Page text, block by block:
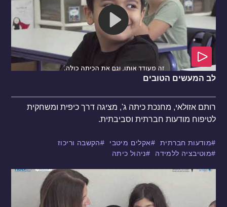
לב המעשים הטובים
רותם אזולאי, מחנכת כיתה ג', מציגה דרך כיפית ומשחקית
לטיפוח מודעות חברתית וסביבתית.
מודעות חברתית אקלים מיטבי
הקשבה וריכוז
מוטיבציה ללמידה
ניהול כיתה